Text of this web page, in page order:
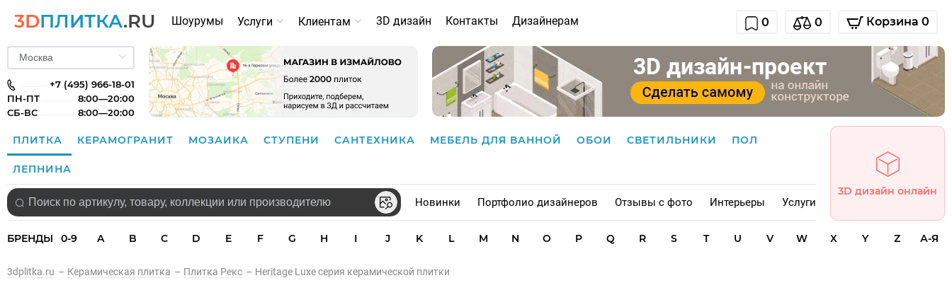
3DПЛИТКА.RU Шоурумы Услуги Клиентам 3D дизайн Контакты Дизайнерам 0 0 Корзина 0
+7 (495) 966-18-01
ПН-ПТ
8:00—20:00
СБ-ВС
8:00—20:00
ПЛИТКА КЕРАМОГРАНИТ МОЗАИКА СТУПЕНИ САНТЕХНИКА МЕБЕЛЬ ДЛЯ ВАННОЙ ОБОИ СВЕТИЛЬНИКИ ПОЛ
ЛЕПНИНА
Новинки Портфолио дизайнеров Отзывы с фото Интерьеры Услуги
3D дизайн онлайн
БРЕНДЫ 0-9 A B C D E F G H I J K L M N O P Q R S T U V W X Y Z А-Я
3dplitka.ru – Керамическая плитка – Плитка Рекс – Heritage Luxe серия керамической плитки